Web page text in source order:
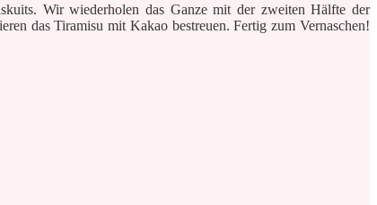
Wir wiederholen das Ganze mit der zweiten Hälfte der
das Tiramisu mit Kakao bestreuen. Fertig zum Vernaschen!